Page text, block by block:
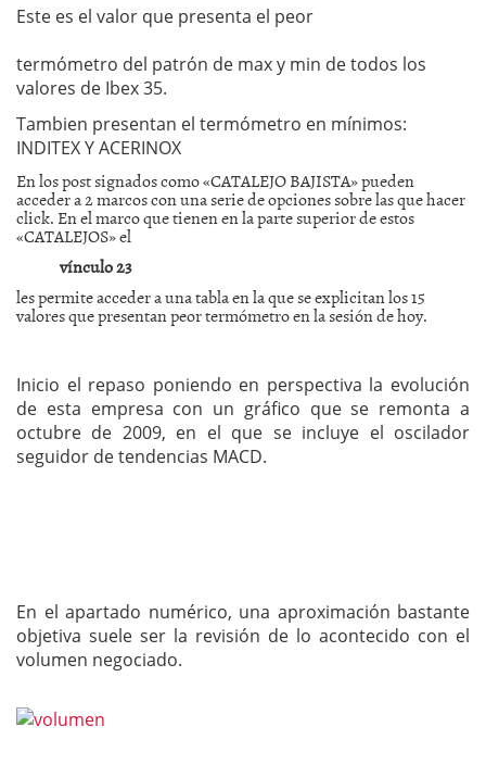
Este es el valor que presenta el peor
termómetro del patrón de max y min de todos los
valores de Ibex 35.
Tambien presentan el termómetro en mínimos:
INDITEX Y ACERINOX
En los post signados como «CATALEJO BAJISTA» pueden
acceder a 2 marcos con una serie de opciones sobre las que hacer
click. En el marco que tienen en la parte superior de estos
«CATALEJOS» el
vínculo 23
les permite acceder a una tabla en la que se explicitan los 15
valores que presentan peor termómetro en la sesión de hoy.
Inicio el repaso poniendo en perspectiva la evolución
de esta empresa con un gráfico que se remonta a
octubre de 2009, en el que se incluye el oscilador
seguidor de tendencias MACD.
En el apartado numérico, una aproximación bastante
objetiva suele ser la revisión de lo acontecido con el
volumen negociado.